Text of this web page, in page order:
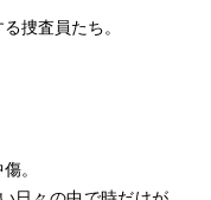
捜査員たち。
。